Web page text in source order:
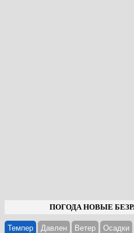
ПОГОДА НОВЫЕ
Темпер Давлен Ветер Осадки